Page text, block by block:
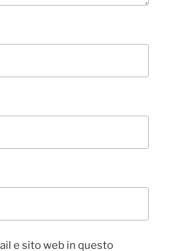
e sito web in questo